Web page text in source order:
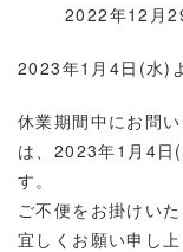
2022年12月
2023年1月4日(水)
休業期間中にお問
は、2023年1月4日
す。
ご不便をお掛けい
宜しくお願い申し上